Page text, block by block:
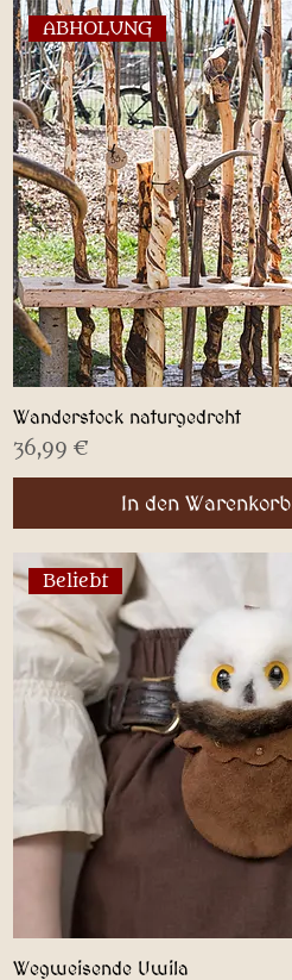
Schnellansicht
ABHOLUNG
Wanderstock naturgedreht
Preis
36,99 €
In den Warenkorb
Schnellansicht
Beliebt
Wegweisende Uwila